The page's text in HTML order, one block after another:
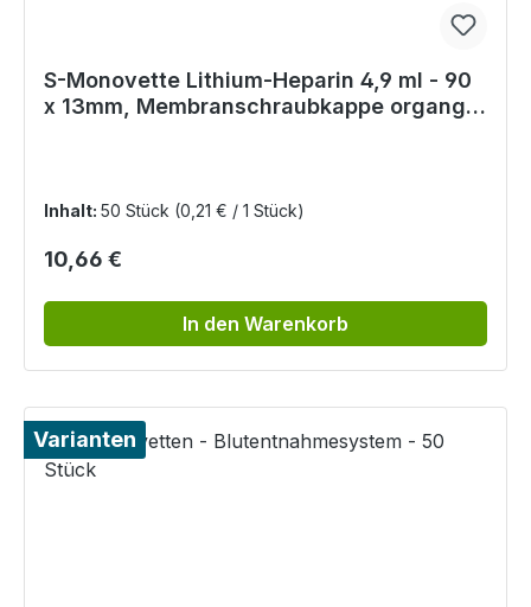
S-Monovette Lithium-Heparin 4,9 ml - 90
x 13mm, Membranschraubkappe organge,
Inhalt: 50 Stück (0,21 € / 1 Stück)
Regulärer Preis:
10,66 €
In den Warenkorb
Varianten